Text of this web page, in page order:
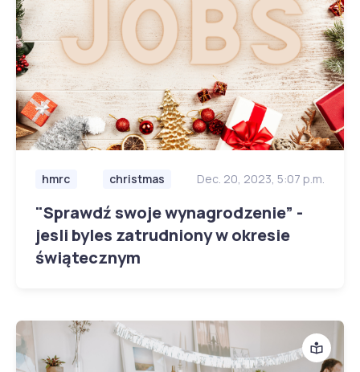
hmrc christmas Dec. 20, 2023, 5:07 p.m.
"Sprawdź swoje wynagrodzenie” -
jesli byles zatrudniony w okresie
świątecznym